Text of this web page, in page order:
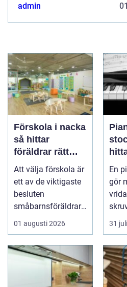
admin
Förskola i nacka
så hittar
föräldrar rätt
pedagogisk
trygghet
Att välja förskola är
ett av de viktigaste
besluten
småbarnsföräldrar
tar. Omsorg,
trygghet, pedagog...
01 augusti 2026
En
gör
hur
31